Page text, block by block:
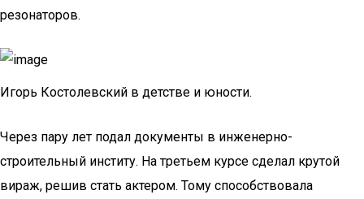
резонаторов.
Игорь Костолевский в детстве и юности.
Через пару лет подал документы в инженерно-
строительный институ. На третьем курсе сделал крутой
вираж, решив стать актером. Тому способствовала